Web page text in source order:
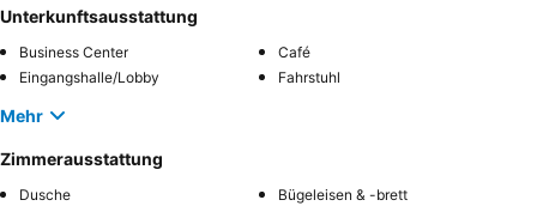
Unterkunftsausstattung
Business Center
Café
Eingangshalle/Lobby
Fahrstuhl
Mehr
Zimmerausstattung
Dusche
Bügeleisen & -brett